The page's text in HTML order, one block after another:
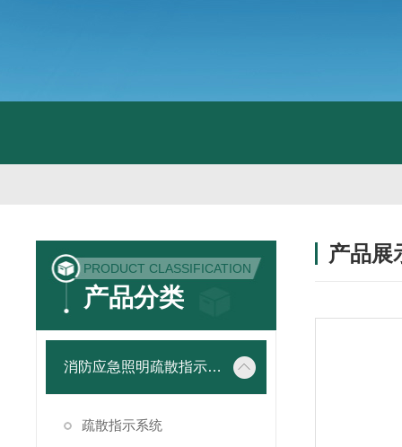
产品展
PRODUCT CLASSIFICATION
产品分类
消防应急照明疏散指示系统
疏散指示系统